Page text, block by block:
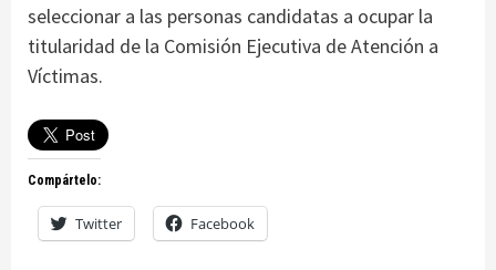
seleccionar a las personas candidatas a ocupar la
titularidad de la Comisión Ejecutiva de Atención a
Víctimas.
Compártelo:
Twitter Facebook